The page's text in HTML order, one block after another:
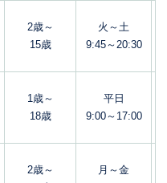
2歳～
15歳
火～土
9:45～20:30
1歳～
18歳
平日
9:00～17:00
2歳～
月～金